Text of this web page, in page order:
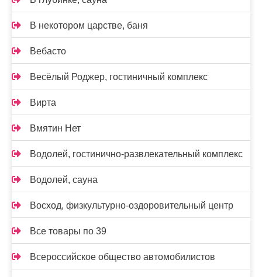
В некотором царстве, баня
Вебасто
Весёлый Роджер, гостиничный комплекс
Вирта
Вмятин Нет
Водолей, гостинично-развлекательный комплекс
Водолей, сауна
Восход, физкультурно-оздоровительный центр
Все товары по 39
Всероссийское общество автомобилистов